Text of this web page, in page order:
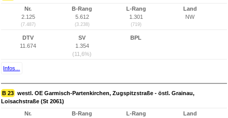
Nr.
2.125
(7.487)
B-Rang
5.612
(3.238)
L-Rang
1.301
(719)
Land
NW
DTV
11.674
SV
1.354
(11,6%)
BPL
Infos...
B 23 westl. OE Garmisch-Partenkirchen, Zugspitzstraße - östl. Grainau,
Loisachstraße (St 2061)
Nr.
B-Rang
L-Rang
Land